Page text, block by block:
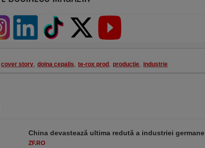
cover story, doina cepalis, te-rox prod , productie, industrie
China devastează ultima redută a industriei germane
ZF.RO